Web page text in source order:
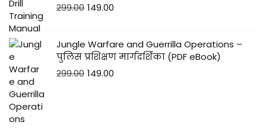
299.00 149.00
Jungle Warfare and Guerrilla Operations –
पुलिस प्रशिक्षण मार्गदर्शिका (PDF eBook)
299.00 149.00